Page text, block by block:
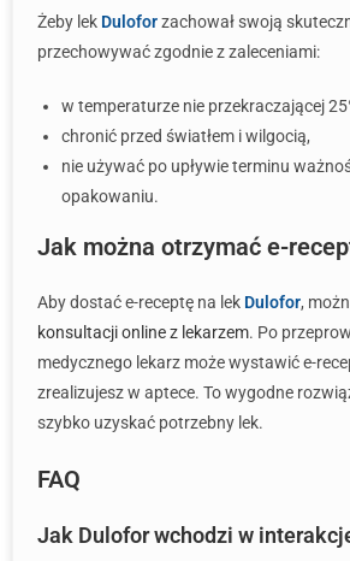
Żeby lek Duloforzachował swoją
przechowywać zgodnie z zaleceniami:
w temperaturze nie przekraczającej
chronić przed światłem i wilgocią,
nie używać po upływie terminu
opakowaniu.
Jak można otrzymać e-
Aby dostać e-receptę na lek Dulofor,
konsultacji online z lekarzem. Po
medycznego lekarz może wystawić e-
zrealizujesz w aptece. To wygodne
szybko uzyskać potrzebny lek.
FAQ
Jak Dulofor wchodzi w